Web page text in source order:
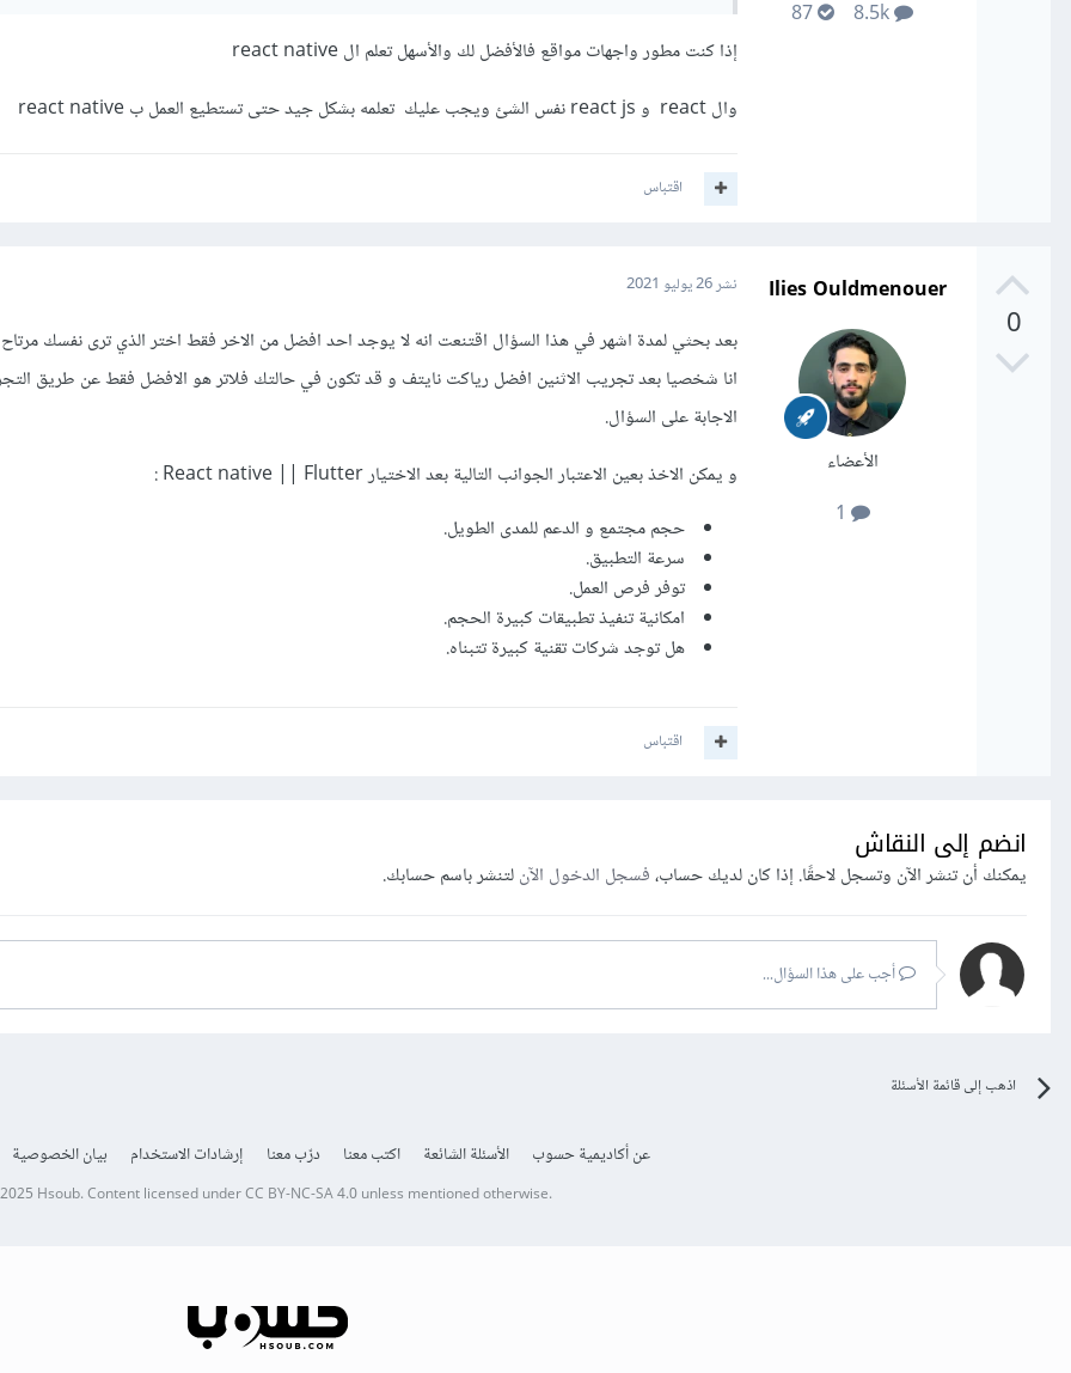
إذا كنت مطور واجهات مواقع فالأفضل لك والأسهل تعلم ال react native
وال react و react js نفس الشئ ويجب عليك تعلمه بشكل جيد حتى تستطيع العمل ب react native
اقتباس
0
Ilies Ouldmenouer
الأعضاء
نشر26 يوليو 2021
بعد بحثي لمدة اشهر في هذا السؤال اقتنعت انه لا يوجد احد افضل من الاخر فقط اختر الذي ترى نفسك مرتاح
انا شخصيا بعد تجريب الاثنين افضل رياكت نايتف و قد تكون في حالتك فلاتر هو الافضل فقط عن طريق
الاجابة على السؤال.
و يمكن الاخذ بعين الاعتبار الجوانب التالية بعد الاختيار React native || Flutter :
حجم مجتمع و الدعم للمدى الطويل.
سرعة التطبيق.
توفر فرص العمل.
امكانية تنفيذ تطبيقات كبيرة الحجم.
هل توجد شركات تقنية كبيرة تتبناه.
اقتباس
انضم إلى النقاش
يمكنك أن تنشر الآن وتسجل لاحقًا. إذا كان لديك حساب،فسجل الدخول الآنلتنشر باسم حسابك.
أجب على هذا السؤال...
اذهب إلى قائمة الأسئلة
عن أكاديمية حسوب الأسئلة الشائعة اكتب معنا درّب معنا إرشادات الاستخدام بيان الخصوصية
Hsoub.Content licensed underCC BY-NC-SA 4.0unless mentioned otherwise.